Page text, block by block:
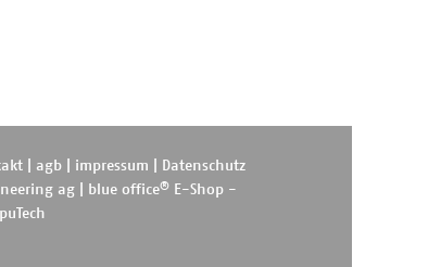
agb impressum
Datenschutz
ag blue office®
E-Shop -